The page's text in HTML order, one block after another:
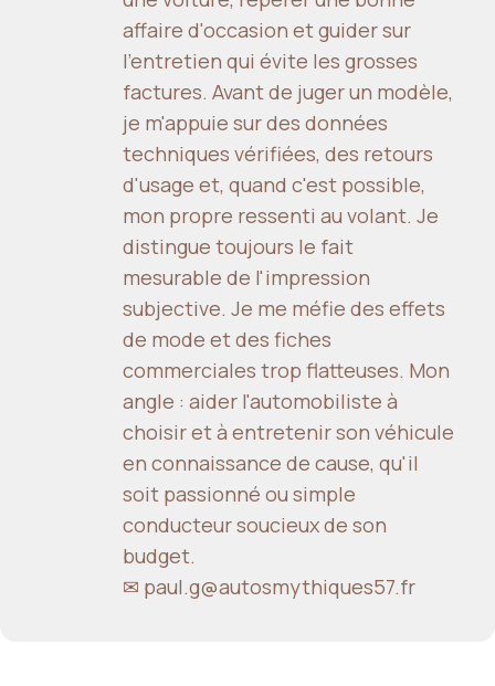
affaire d'occasion et guider sur
l'entretien qui évite les grosses
factures. Avant de juger un modèle,
je m'appuie sur des données
techniques vérifiées, des retours
d'usage et, quand c'est possible,
mon propre ressenti au volant. Je
distingue toujours le fait
mesurable de l'impression
subjective. Je me méfie des effets
de mode et des fiches
commerciales trop flatteuses. Mon
angle : aider l'automobiliste à
choisir et à entretenir son véhicule
en connaissance de cause, qu'il
soit passionné ou simple
conducteur soucieux de son
budget.
✉ paul.g@autosmythiques57.fr